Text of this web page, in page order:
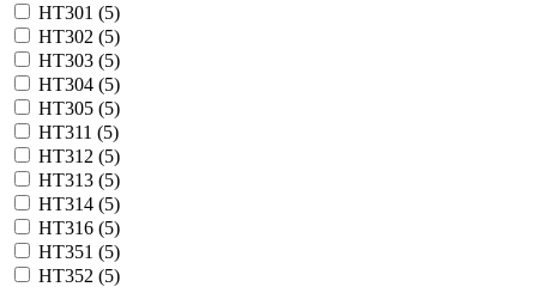
HT301 (5)
HT302 (5)
HT303 (5)
HT304 (5)
HT305 (5)
HT311 (5)
HT312 (5)
HT313 (5)
HT314 (5)
HT316 (5)
HT351 (5)
HT352 (5)